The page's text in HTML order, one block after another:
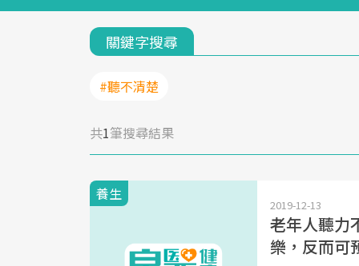
關鍵字搜尋
#聽不清楚
共1筆搜尋結果
養生
2019-12-13
老年人聽力
樂，反而可